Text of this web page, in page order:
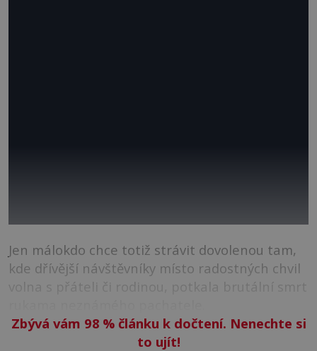
Jen málokdo chce totiž strávit dovolenou tam,
kde dřívější návštěvníky místo radostných chvil
volna s přáteli či rodinou, potkala brutální smrt
Zbývá vám 98 %článku k dočtení. Nenechte si
to ujít!